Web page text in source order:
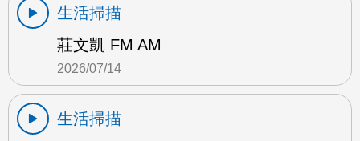
生活掃描
莊文凱 FM AM
2026/07/14
生活掃描